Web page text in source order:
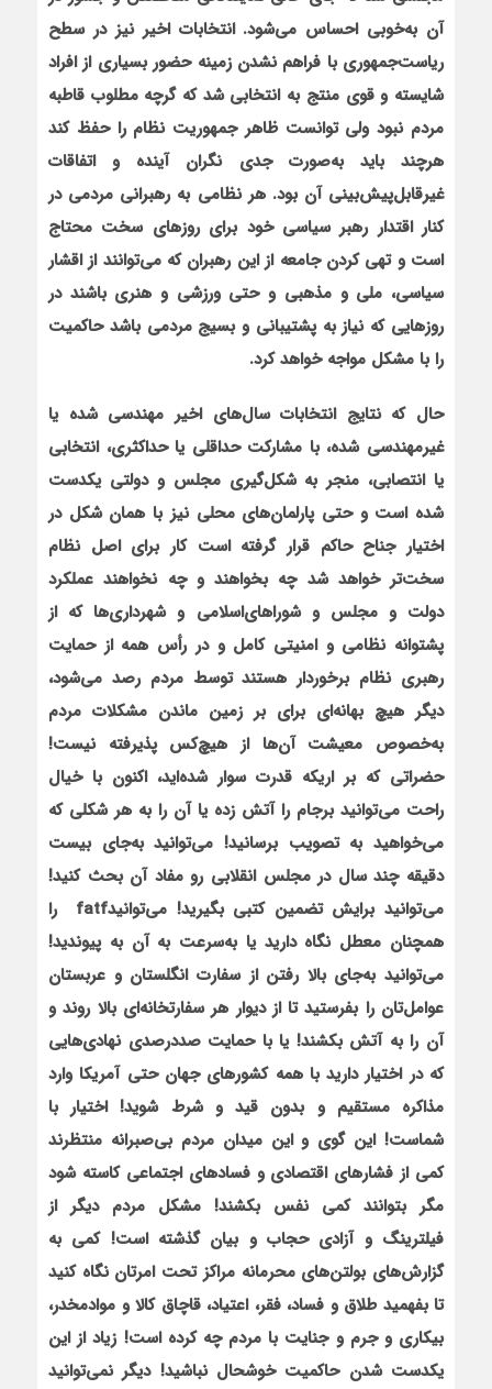
آن به‌خوبی احساس می‌شود. انتخابات اخیر نیز در سطح
ریاست‌جمهوری با فراهم نشدن زمینه حضور بسیاری از افراد
شایسته و قوی منتج به انتخابی شد که گرچه مطلوب قاطبه
مردم نبود ولی توانست ظاهر جمهوریت نظام را حفظ کند
هرچند باید به‌صورت جدی نگران آینده و اتفاقات
غیرقابل‌پیش‌بینی آن بود. هر نظامی به رهبرانی مردمی در
کنار اقتدار رهبر سیاسی خود برای روزهای سخت محتاج
است و تهی کردن جامعه از این رهبران که می‌توانند از اقشار
سیاسی، ملی و مذهبی و حتی ورزشی و هنری باشند در
روزهایی که نیاز به پشتیبانی و بسیج مردمی باشد حاکمیت
را با مشکل مواجه خواهد کرد.
حال که نتایج انتخابات سال‌های اخیر مهندسی شده یا
غیرمهندسی شده، با مشارکت حداقلی یا حداکثری، انتخابی
یا انتصابی، منجر به شکل‌گیری مجلس و دولتی یک‏دست
شده است و حتی پارلمان‌های محلی نیز با همان شکل در
اختیار جناح حاکم قرار گرفته است کار برای اصل نظام
سخت‌تر خواهد شد چه بخواهند و چه نخواهند عملکرد
دولت و مجلس و شوراهای‌اسلامی و شهرداری‌ها که از
پشتوانه نظامی و امنیتی کامل و در رأس همه از حمایت
رهبری نظام برخوردار هستند توسط مردم رصد می‌شود،
دیگر هیچ بهانه‌ای برای بر زمین ماندن مشکلات مردم
به‌خصوص معیشت آن‌ها از هیچ‌کس پذیرفته نیست!
حضراتی که بر اریکه قدرت سوار شده‌اید، اکنون با خیال
راحت می‌توانید برجام را آتش زده یا آن را به هر شکلی که
می‌خواهید به تصویب برسانید! می‌توانید به‌جای بیست
دقیقه چند سال در مجلس انقلابی رو مفاد آن بحث کنید!
می‌توانید برایش تضمین کتبی بگیرید! می‌توانیدfatf
را
هم‏چنان معطل نگاه دارید یا به‌سرعت به آن به پیوندید!
می‌توانید به‌جای بالا رفتن از سفارت انگلستان و عربستان
عوامل‌تان را بفرستید تا از دیوار هر سفارتخانه‌ای بالا روند و
آن را به آتش بکشند! یا با حمایت صددرصدی نهادی‌هایی
که در اختیار دارید با همه کشورهای جهان حتی آمریکا وارد
مذاکره مستقیم و بدون قید و شرط شوید! اختیار با
شماست! این گوی و این میدان مردم بی‌صبرانه منتظرند
کمی از فشارهای اقتصادی و فسادهای اجتماعی کاسته شود
مگر بتوانند کمی نفس بکشند! مشکل مردم دیگر از
فیلترینگ و آزادی حجاب و بیان گذشته است! کمی به
گزارش‌های بولتن‌های محرمانه مراکز تحت امرتان نگاه کنید
تا بفهمید طلاق و فساد، فقر، اعتیاد، قاچاق کالا و موادمخدر،
بیکاری و جرم و جنایت با مردم چه کرده است! زیاد از این
یکدست شدن حاکمیت خوشحال نباشید! دیگر نمی‌توانید